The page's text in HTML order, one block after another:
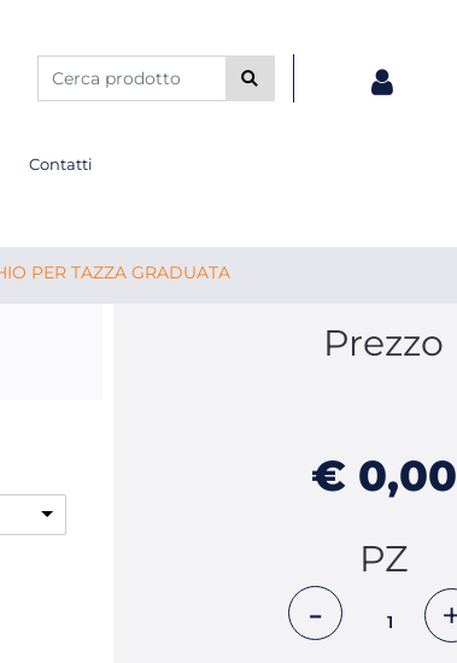
Contatti
PER TAZZA GRADUATA
Prezzo
€ 0,00
PZ
Quantità